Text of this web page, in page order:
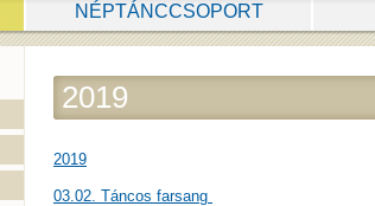
NÉPTÁNCCSOPORT
2019
2019
03.02. Táncos farsang